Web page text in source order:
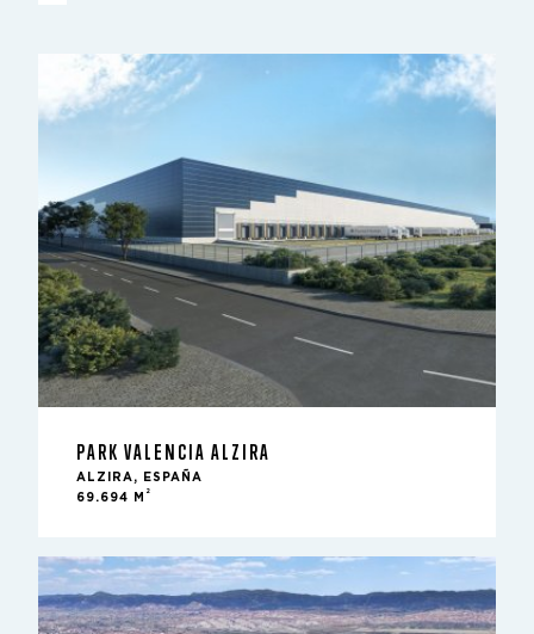
PARK VALENCIA ALZIRA
ALZIRA, ESPAÑA
69.694 M
2